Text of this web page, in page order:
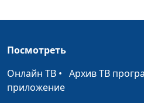
Посмотреть
Онлайн ТВ • Архив ТВ
приложение